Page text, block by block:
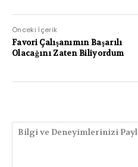
Önceki İçerik
Favori Çalışanımın Başarılı
Olacağını Zaten Biliyordum